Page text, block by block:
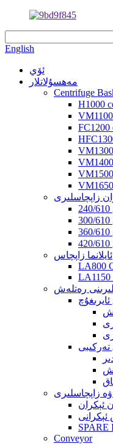
English
ئۆي
مەھسۇلاتلار
Centrifuge
زاپچاسلىرى
ئايلانما زاپچاس
LA800
LA1150
رەتلەش
ئايرىغۇچ
تەركىبى
زاپچاسلىرى
ئېكران
SPARE
Conveyor